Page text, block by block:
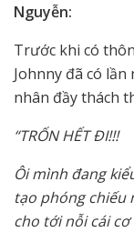
Nguyễn:
Trước khi có
Johnny đã có
nhân đầy thách
“TRỐN HẾT ĐI!!!
Ôi mình đang
tạo phóng chiếu
cho tới nỗi cái